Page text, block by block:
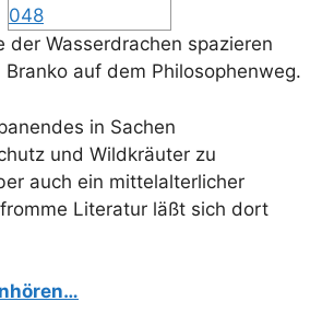
der Wasserdrachen spazieren
auf dem Philosophenweg.
in Sachen
und Wildkräuter zu
auch ein mittelalterlicher
Literatur läßt sich dort